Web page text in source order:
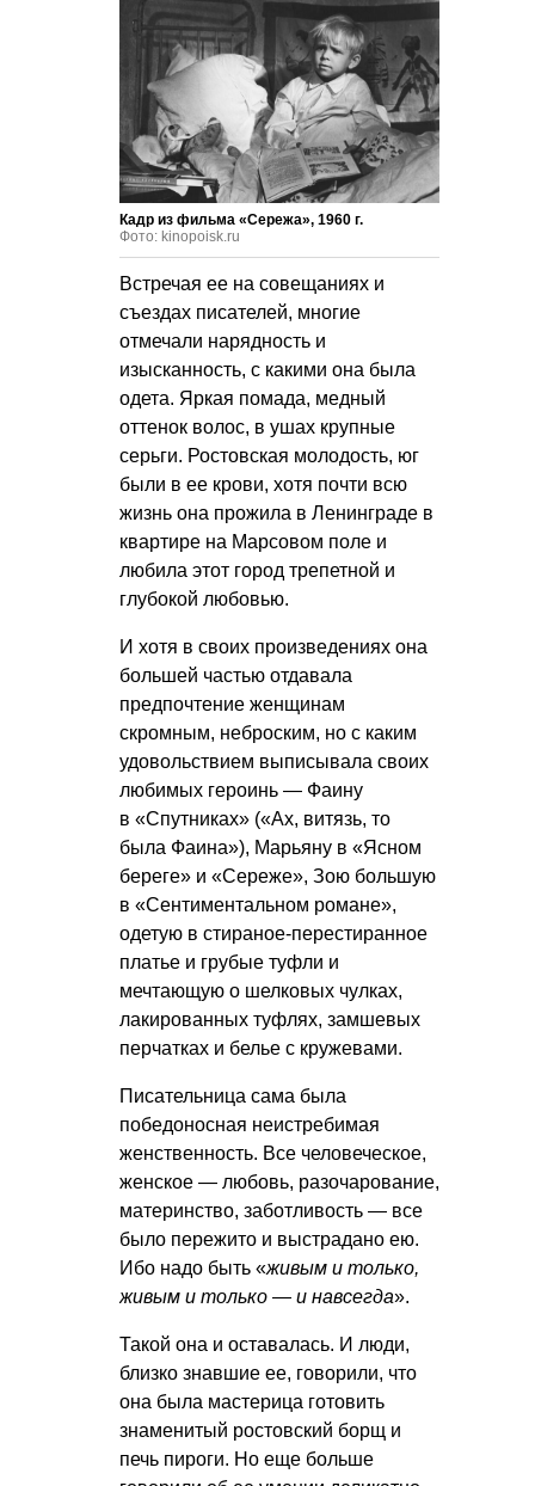
Кадр из фильма «Сережа», 1960 г.
Фото: kinopoisk.ru
Встречая ее на совещаниях и
съездах писателей, многие
отмечали нарядность и
изысканность, с какими она была
одета. Яркая помада, медный
оттенок волос, в ушах крупные
серьги. Ростовская молодость, юг
были в ее крови, хотя почти всю
жизнь она прожила в Ленинграде в
квартире на Марсовом поле и
любила этот город трепетной и
глубокой любовью.
И хотя в своих произведениях она
большей частью отдавала
предпочтение женщинам
скромным, неброским, но с каким
удовольствием выписывала своих
любимых героинь — Фаину
в «Спутниках» («Ах, витязь, то
была Фаина»), Марьяну в «Ясном
береге» и «Сереже», Зою большую
в «Сентиментальном романе»,
одетую в стираное-перестиранное
платье и грубые туфли и
мечтающую о шелковых чулках,
лакированных туфлях, замшевых
перчатках и белье с кружевами.
Писательница сама была
победоносная неистребимая
женственность. Все человеческое,
женское — любовь, разочарование,
материнство, заботливость — все
было пережито и выстрадано ею.
Ибо надо быть «живым и только,
живым и только — и навсегда».
Такой она и оставалась. И люди,
близко знавшие ее, говорили, что
она была мастерица готовить
знаменитый ростовский борщ и
печь пироги. Но еще больше